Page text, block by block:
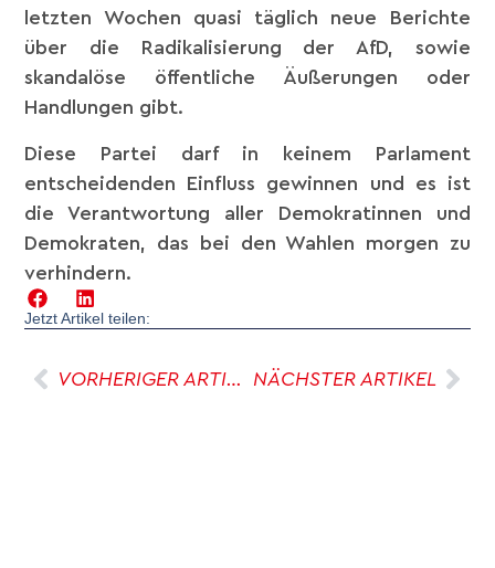
letzten Wochen quasi täglich neue Berichte
über die Radikalisierung der AfD, sowie
skandalöse öffentliche Äußerungen oder
Handlungen gibt.
Diese Partei darf in keinem Parlament
entscheidenden Einfluss gewinnen und es ist
die Verantwortung aller Demokratinnen und
Demokraten, das bei den Wahlen morgen zu
verhindern.
Jetzt Artikel teilen:
VORHERIGER ARTIKEL NÄCHSTER ARTIKEL